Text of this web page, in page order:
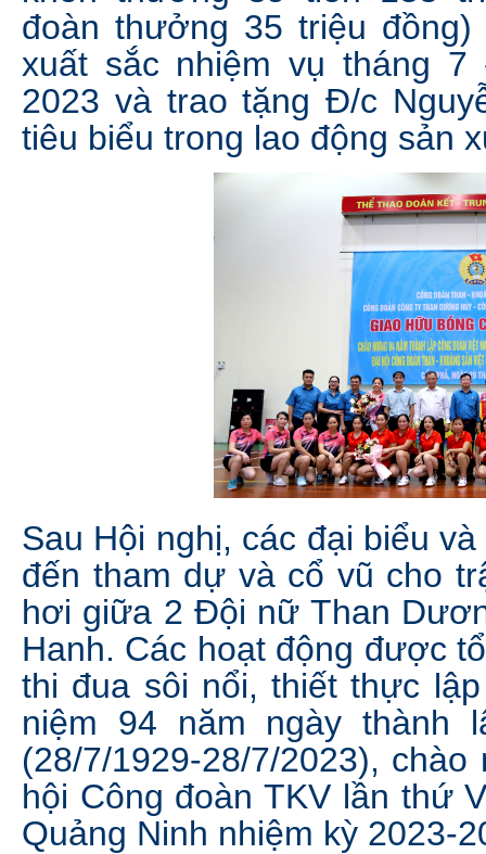
đoàn thưởng 35 triệu
xuất sắc nhiệm vụ tháng 7
2023 và trao tặng Đ/c
tiêu biểu trong lao động sản
Sau Hội nghị, các đại biểu
đến tham dự và cổ vũ cho
hơi giữa 2 Đội nữ Than
Hanh. Các hoạt động được
thi đua sôi nổi, thiết thực
niệm 94 năm ngày thành
(28/7/1929-28/7/2023),
hội Công đoàn TKV lần thứ
Quảng Ninh nhiệm kỳ 2023-